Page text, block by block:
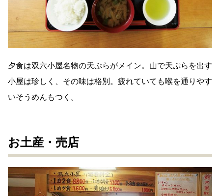
夕食は双六小屋名物の天ぷらがメイン。山で天ぷらを出す
小屋は珍しく、その味は格別。疲れていても喉を通りやす
いそうめんもつく。
お土産・売店